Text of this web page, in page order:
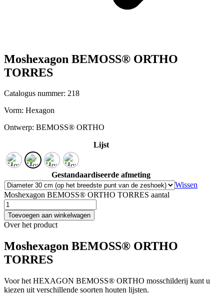
Moshexagon BEMOSS® ORTHO
TORRES
Catalogus nummer: 218
Vorm: Hexagon
Ontwerp: BEMOSS® ORTHO
Lijst
Gestandaardiseerde afmeting
Wissen
Moshexagon BEMOSS® ORTHO TORRES aantal
Toevoegen aan winkelwagen
Over het product
Moshexagon BEMOSS® ORTHO
TORRES
Voor het HEXAGON BEMOSS® ORTHO mosschilderij kunt u
kiezen uit verschillende soorten houten lijsten.